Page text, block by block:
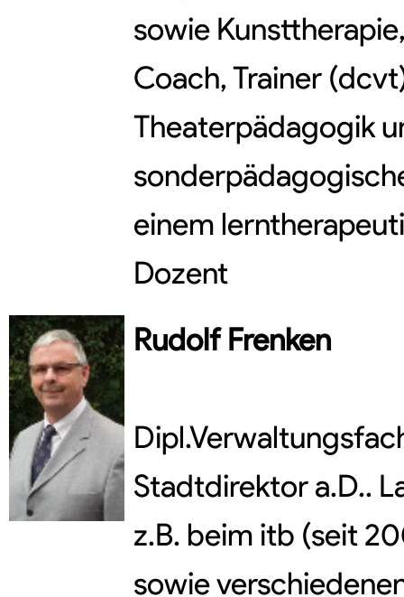
sowie
Coach, Trainer
Theaterpädagogik
einem
Dozent
Rudolf Frenken
Stadtdirektor a.D..
z.B. beim itb (seit
sowie